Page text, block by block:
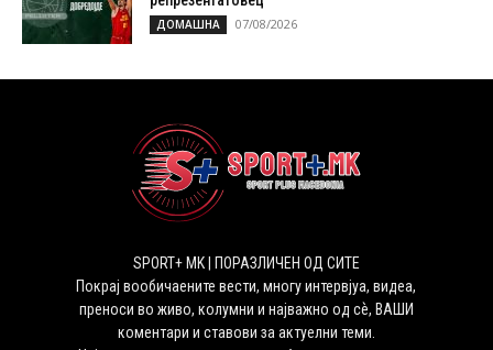
ДОМАШНА 07/08/2026
SPORT+ MK | ПОРАЗЛИЧЕН ОД СИТЕ
Покрај вообичаените вести, многу интервјуа, видеа,
преноси во живо, колумни и најважно од сѐ, ВАШИ
коментари и ставови за актуелни теми.